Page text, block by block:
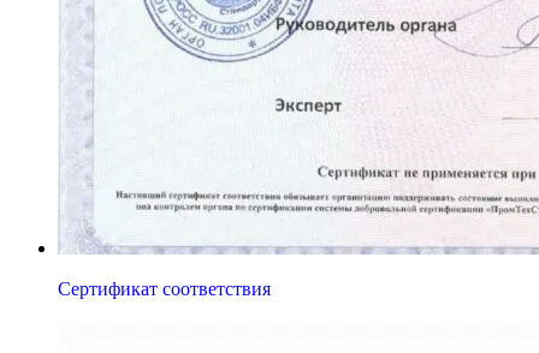
Сертификат соответствия